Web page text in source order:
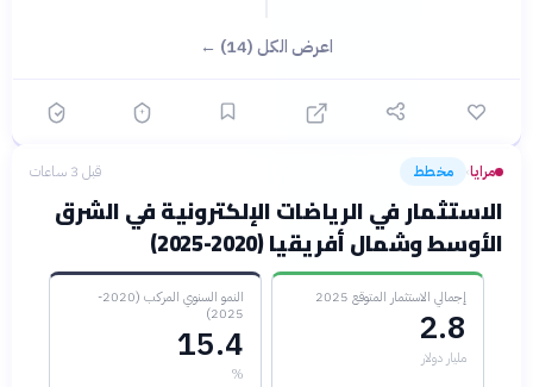
اعرض الكل (14) ←
مرايا› مخطط قبل 3 ساعات
الاستثمار في الرياضات الإلكترونية في الشرق
الأوسط وشمال أفريقيا (2020-2025)
إجمالي الاستثمار المتوقع 2025
2.8
مليار دولار
النمو السنوي المركب (2020-
2025)
15.4
%